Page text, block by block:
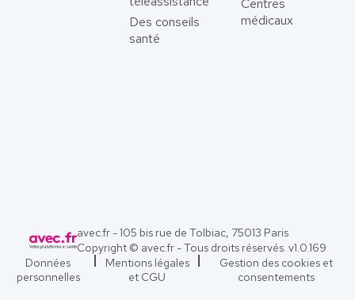
Des conseils
santé
Centres
médicaux
avec.fr - 105 bis rue de Tolbiac, 75013 Paris
Copyright © avec.fr - Tous droits réservés. v1.0.169
Données
personnelles
Mentions légales
et CGU
Gestion des cookies et
consentements